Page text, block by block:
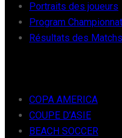
Portraits des joueurs
Program
Résultats des
COPA AMERICA
COUPE D’ASIE
BEACH SOCCER